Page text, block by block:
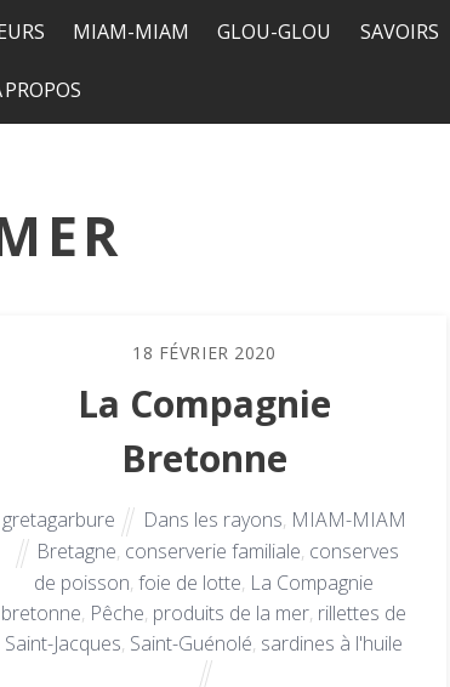
MIAM-MIAM GLOU-GLOU SAVOIRS
PROPOS
18 FÉVRIER 2020
La Compagnie
Bretonne
gretagarbure Dans les rayons, MIAM-MIAM
Bretagne, conserverie familiale, conserves
de poisson,foie de lotte, La Compagnie
bretonne, Pêche, produits de la mer, rillettes de
Saint-Jacques, Saint-Guénolé, sardines à l'huile